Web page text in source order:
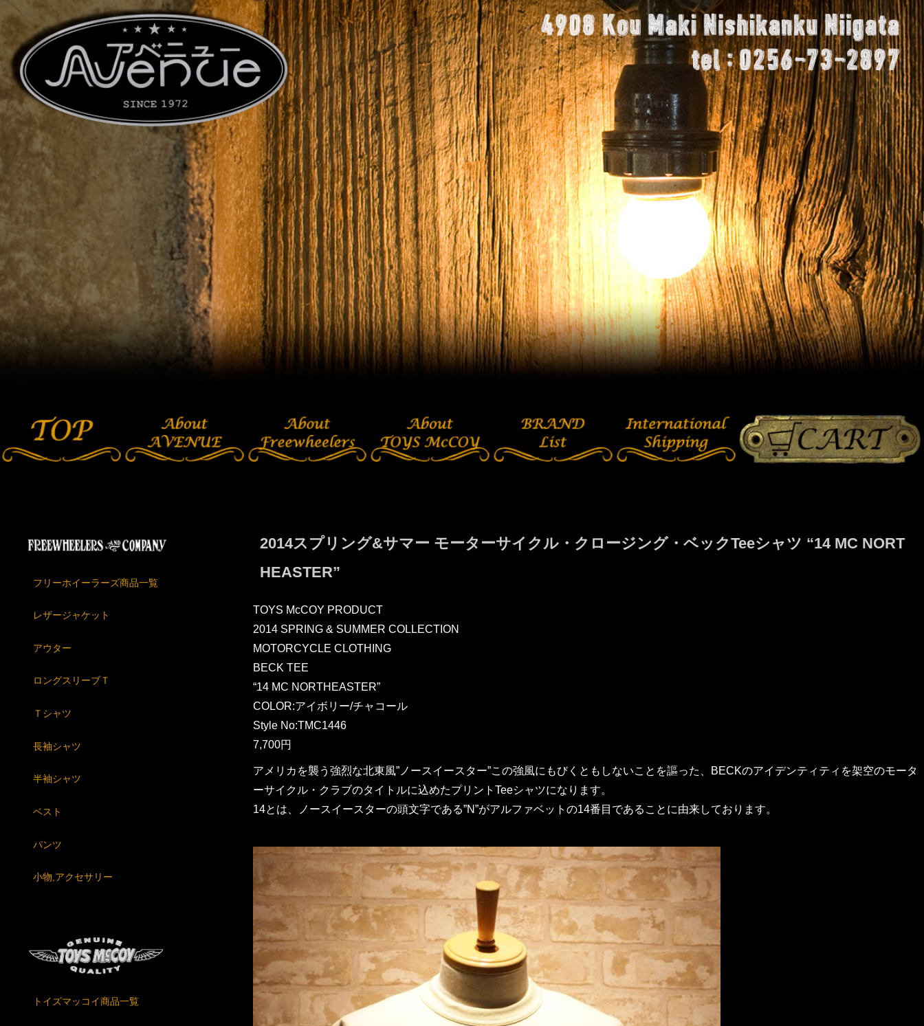
2014スプリング&サマー モーターサイクル・クロージング・ベックTeeシャツ “14 MC NORT
HEASTER”
TOYS McCOY PRODUCT
2014 SPRING & SUMMER COLLECTION
MOTORCYCLE CLOTHING
BECK TEE
“14 MC NORTHEASTER”
COLOR:アイボリー/チャコール
Style No:TMC1446
7,700円
アメリカを襲う強烈な北東風”ノースイースター”この強風にもびくともしないことを謳った、BECKのアイデンティティを架空のモータ
ーサイクル・クラブのタイトルに込めたプリントTeeシャツになります。
14とは、ノースイースターの頭文字である”N”がアルファベットの14番目であることに由来しております。
フリーホイーラーズ商品一覧
レザージャケット
アウター
ロングスリーブＴ
Ｔシャツ
長袖シャツ
半袖シャツ
ベスト
パンツ
小物,アクセサリー
トイズマッコイ商品一覧